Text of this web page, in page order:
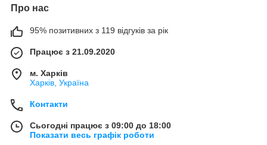
Про нас
95% позитивних з 119 відгуків за рік
Працює з 21.09.2020
м. Харків
Харків, Україна
Контакти
Сьогодні працює з 09:00 до 18:00
Показати весь графік роботи